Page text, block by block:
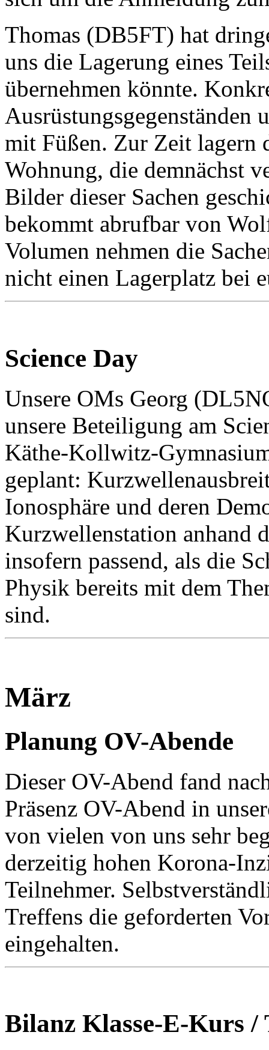
Thomas (DB5FT) hat
uns die Lagerung eines
übernehmen könnte.
Ausrüstungsgegenständen
mit Füßen. Zur Zeit lagern
Wohnung, die demnächst
Bilder dieser Sachen
bekommt abrufbar von
Volumen nehmen die
nicht einen Lagerplatz bei
Science Day
Unsere OMs Georg
unsere Beteiligung am
Käthe-Kollwitz-
geplant:
Ionosphäre und deren
Kurzwellenstation anhand
insofern passend, als die
Physik bereits mit dem
sind.
März
Planung OV-Abende
Dieser OV-Abend fand
Präsenz OV-Abend in
von vielen von uns sehr
derzeitig hohen Korona-
Teilnehmer.
Treffens die geforderten
eingehalten.
Bilanz Klasse-E-Kurs /